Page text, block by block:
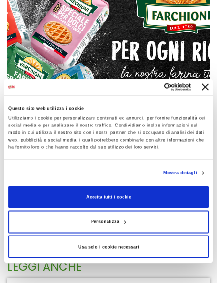
Questo sito web utilizza i cookie
Utilizziamo i cookie per personalizzare contenuti ed annunci, per fornire funzionalità dei
social media e per analizzare il nostro traffico. Condividiamo inoltre informazioni sul
modo in cui utilizza il nostro sito con i nostri partner che si occupano di analisi dei dati
web, pubblicità e social media, i quali potrebbero combinarle con altre informazioni che
ha fornito loro o che hanno raccolto dal suo utilizzo dei loro servizi.
Mostra dettagli
Accetta tutti i cookie
Personalizza
Usa solo i cookie necessari
LEGGI ANCHE